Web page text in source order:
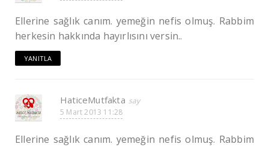
Ellerine sağlık canım. yemeğin nefis olmuş. Rabbim
herkesin hakkında hayırlısını versin..
YANITLA
HaticeMutfakta
5 Mart 2013 11:28
Ellerine sağlık canım. yemeğin nefis olmuş. Rabbim